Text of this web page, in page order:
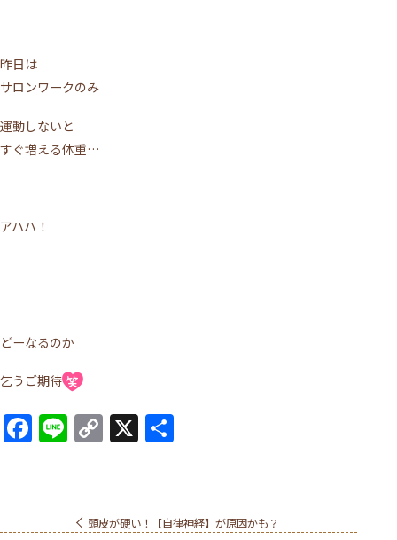
昨日は
サロンワークのみ
運動しないと
すぐ増える体重…
アハハ！
どーなるのか
乞うご期待
Facebook
LineCopy
Link
X
頭皮が硬い！【自律神経】が原因かも？